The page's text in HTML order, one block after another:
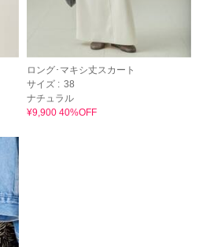
ロング･マキシ丈スカート
サイズ : 38
ナチュラル
¥9,900 40%OFF